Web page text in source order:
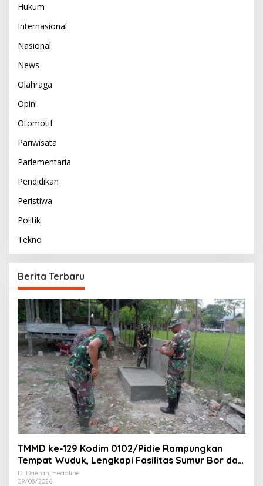
Hukum
Internasional
Nasional
News
Olahraga
Opini
Otomotif
Pariwisata
Parlementaria
Pendidikan
Peristiwa
Politik
Tekno
Berita Terbaru
TMMD ke-129 Kodim 0102/Pidie Rampungkan
Tempat Wuduk, Lengkapi Fasilitas Sumur Bor dan
MCK
Di Daerah, Headline
09/08/2026